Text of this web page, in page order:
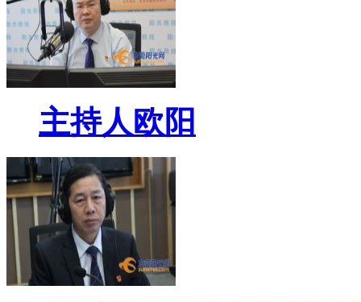
主持人欧阳